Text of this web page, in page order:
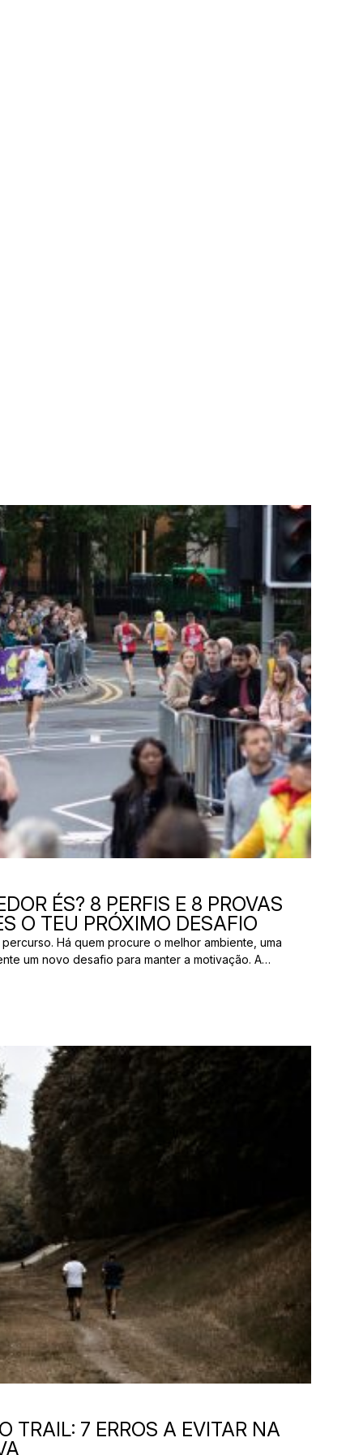
ÉS? 8 PERFIS E 8 PROVAS
O TEU PRÓXIMO DESAFIO
Há quem procure o melhor ambiente, uma
um novo desafio para manter a motivação. A
ter nada a ver com aquilo que outro […]
TRAIL: 7 ERROS A EVITAR NA